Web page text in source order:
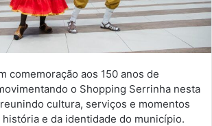
comemoração aos 150 anos de
o Shopping Serrinha nesta
cultura, serviços e momentos
e da identidade do município.